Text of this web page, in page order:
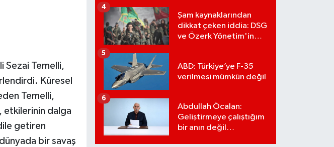
Sezai Temelli,
Küresel
Temelli,
etkilerinin dalga
getiren
bir savaş
Şam kaynaklarından
dikkat çeken iddia: DSG
ve Özerk Yönetim'in
4
ABD: Türkiye’ye F-35
verilmesi mümkün değil
5
Abdullah Öcalan:
Geliştirmeye çalıştığım
bir anın değil
6